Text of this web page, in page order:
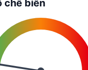
chế biến